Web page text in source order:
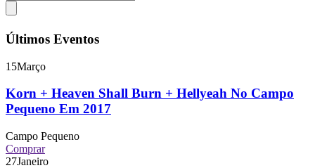
Últimos Eventos
15Março
Korn + Heaven Shall Burn + Hellyeah No Campo
Pequeno Em 2017
Campo Pequeno
Comprar
27Janeiro